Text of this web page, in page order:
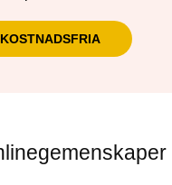
KOSTNADSFRIA